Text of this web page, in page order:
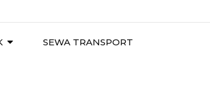
SEWA TRANSPORT